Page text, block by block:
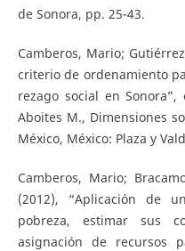
de Sonora, pp. 25-43.
Camberos, Mario;
criterio de ordenamiento
rezago social en
Aboites M., Dimensiones
México, México: Plaza y
Camberos, Mario;
(2012), “Aplicación de
pobreza, estimar sus
asignación de recursos